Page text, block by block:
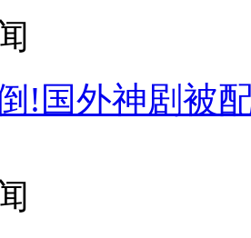
!国外神剧被